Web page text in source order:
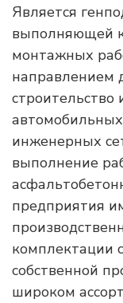
Является
выполняющей
монтажных
направлением
строительство
инженерных
выполнение
предприятия
комплектации
собственной
широком